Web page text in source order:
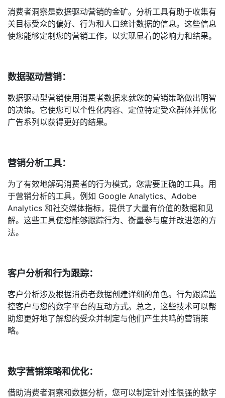
消费者洞察是数据驱动营销的金矿。分析工具有助于收集有
关目标受众的偏好、行为和人口统计数据的信息。这些信息
使您能够定制您的营销工作，以实现显着的影响力和结果。
数据驱动营销：
数据驱动型营销使用消费者数据来就您的营销策略做出明智
的决策。它使您可以个性化内容、定位特定受众群体并优化
广告系列以获得更好的结果。
营销分析工具：
为了有效地解码消费者的行为模式，您需要正确的工具。用
于营销分析的工具，例如 Google Analytics、Adobe
Analytics 和社交媒体指标，提供了大量有价值的数据和见
解。这些工具使您能够跟踪行为、衡量参与度并改进您的方
法。
客户分析和行为跟踪：
客户分析涉及根据消费者数据创建详细的角色。行为跟踪监
控客户与您的数字平台的互动方式。总之，这些技术可以帮
助您更好地了解您的受众并制定与他们产生共鸣的营销策
略。
数字营销策略和优化：
借助消费者洞察和数据分析，您可以制定针对性很强的数字